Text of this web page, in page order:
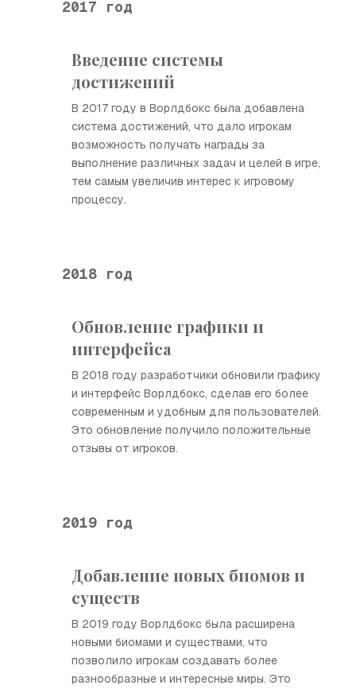
2017 год
Введение системы
достижений
В 2017 году в Ворлдбокс была добавлена
система достижений, что дало игрокам
возможность получать награды за
выполнение различных задач и целей в игре,
тем самым увеличив интерес к игровому
процессу.
2018 год
Обновление графики и
интерфейса
В 2018 году разработчики обновили графику
и интерфейс Ворлдбокс, сделав его более
современным и удобным для пользователей.
Это обновление получило положительные
отзывы от игроков.
2019 год
Добавление новых биомов и
существ
В 2019 году Ворлдбокс была расширена
новыми биомами и существами, что
позволило игрокам создавать более
разнообразные и интересные миры. Это